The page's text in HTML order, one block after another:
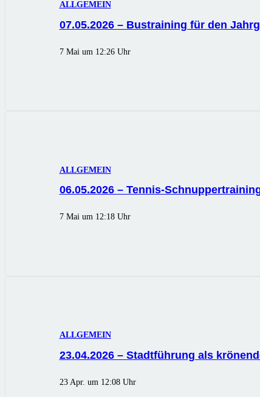
ALLGEMEIN
07.05.2026 – Bustraining für den
7 Mai um 12:26 Uhr
ALLGEMEIN
06.05.2026 – Tennis-
7 Mai um 12:18 Uhr
ALLGEMEIN
23.04.2026 – Stadtführung als
23 Apr. um 12:08 Uhr